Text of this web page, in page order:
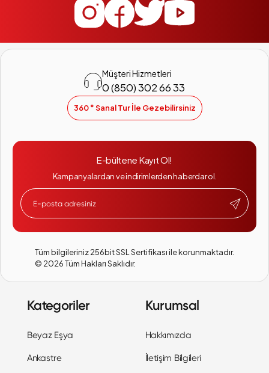
Müşteri Hizmetleri
0 (850) 302 66 33
360 ° Sanal Tur İle Gezebilirsiniz
E-bültene Kayıt Ol!
Kampanyalardan ve indirimlerden haberdar ol.
Tüm bilgileriniz 256bit SSL Sertifikası ile korunmaktadır.
© 2026Tüm Hakları Saklıdır.
Kategoriler
Beyaz Eşya
Ankastre
Kurumsal
Hakkımızda
İletişim Bilgileri